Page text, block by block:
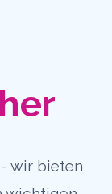
wir bieten